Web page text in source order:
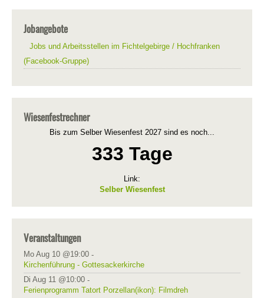
Jobangebote
Jobs und Arbeitsstellen im Fichtelgebirge / Hochfranken
(Facebook-Gruppe)
Wiesenfestrechner
Bis zum Selber Wiesenfest 2027 sind es noch...
333 Tage
Link:
Selber Wiesenfest
Veranstaltungen
Mo Aug 10 @19:00 -
Kirchenführung - Gottesackerkirche
Di Aug 11 @10:00 -
Ferienprogramm Tatort Porzellan(ikon): Filmdreh